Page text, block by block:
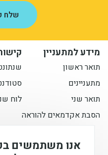
שלח פנייה
מידע למתעניין
תואר ראשון
מתעניינים
תואר שני
הסבת אקדמאים להוראה
לוח
הישארו